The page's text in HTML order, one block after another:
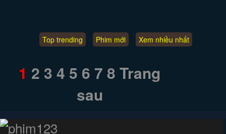
Top trending Phim mới Xem nhiều nhất
1 2 3 4 5 6 7 8 Trang
sau